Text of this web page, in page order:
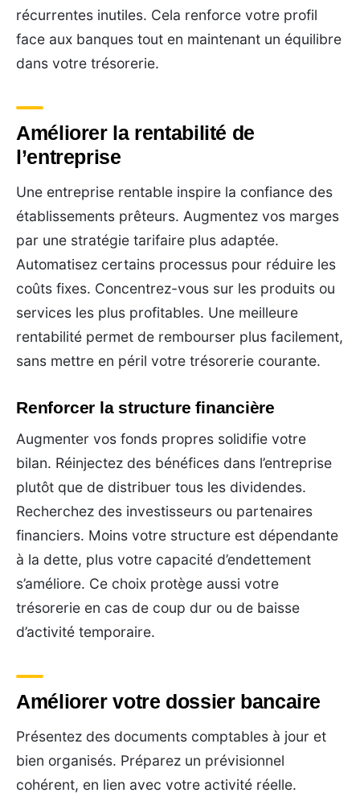
récurrentes inutiles. Cela renforce votre profil
face aux banques tout en maintenant un équilibre
dans votre trésorerie.
Améliorer la rentabilité de
l’entreprise
Une entreprise rentable inspire la confiance des
établissements prêteurs. Augmentez vos marges
par une stratégie tarifaire plus adaptée.
Automatisez certains processus pour réduire les
coûts fixes. Concentrez-vous sur les produits ou
services les plus profitables. Une meilleure
rentabilité permet de rembourser plus facilement,
sans mettre en péril votre trésorerie courante.
Renforcer la structure financière
Augmenter vos fonds propres solidifie votre
bilan. Réinjectez des bénéfices dans l’entreprise
plutôt que de distribuer tous les dividendes.
Recherchez des investisseurs ou partenaires
financiers. Moins votre structure est dépendante
à la dette, plus votre capacité d’endettement
s’améliore. Ce choix protège aussi votre
trésorerie en cas de coup dur ou de baisse
d’activité temporaire.
Améliorer votre dossier bancaire
Présentez des documents comptables à jour et
bien organisés. Préparez un prévisionnel
cohérent, en lien avec votre activité réelle.